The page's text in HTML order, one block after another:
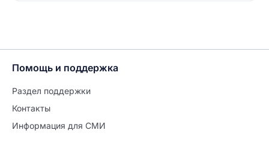
Помощь и поддержка
Раздел поддержки
Контакты
Информация для СМИ